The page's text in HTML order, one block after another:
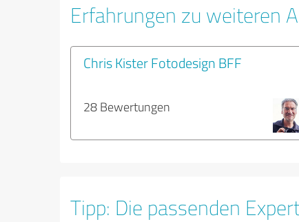
Erfahrungen zu weiteren
Chris Kister Fotodesign BFF
28 Bewertungen
Tipp: Die passenden